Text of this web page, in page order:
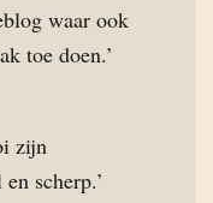
waar ook
toe doen.’
zijn
scherp.’